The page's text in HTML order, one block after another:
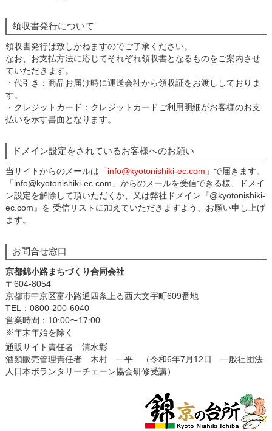
領収書発行について
領収書発行は致しかねますのでご了承ください。
なお、お支払方法に応じてそれぞれ領収書となるものをご案内させ
ていただきます。
・代引き：商品お届け時に運送会社から領収証をお渡ししておりま
す。
・クレジットカード：クレジットカードご利用明細がお客様のお支
払いを示す書面となります。
ドメイン設定をされているお客様へのお願い
当サイトからのメールは 「info@kyotonishiki-ec.com」 で届きます。
「info@kyotonishiki-ec.com」からのメールを受信できる様、ドメイ
ン設定を解除して頂いただくか、又は弊社ドメイン『@kyotonishiki-
ec.com』を 受信リストに加えていただきますよう、お願い申し上げ
ます。
お問合せ窓口
京都錦小路まちづくり合同会社
〒604-8054
京都市中京区富小路通四条上る西大文字町609番地
TEL：0800-200-6040
営業時間：10:00〜17:00
※年末年始を除く
通販サイト責任者 清水彰
酒類販売管理責任者 木村 一平 （令和6年7月12日 一般社団法
人日本ボランタリーチェーン協会研修受講）